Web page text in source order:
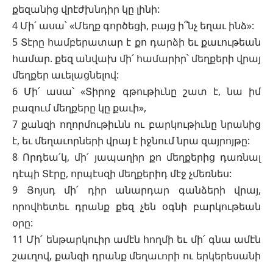
քեզանից վրէժխնդիր կը լինի:
4 Մի՛ ասա՝ «Մեղք գործեցի, բայց ի՞նչ եղաւ ինձ»:
5 Տէրը համբերատար է քո դարձի եւ քաւութեան
համար. քեզ անվախ մի՛ համարիր՝ մեղքերի վրայ
մեղքեր աւելացնելով:
6 Մի՛ ասա՝ «Տիրոջ գթութիւնը շատ է, նա իմ
բազում մեղքերը կը քաւի»,
7 քանզի ողորմութիւնն ու բարկութիւնը նրանից
է, եւ մեղաւորների վրայ է իջնում նրա զայրոյթը:
8 Որդեա՛կ, մի՛ յապաղիր քո մեղքերից դառնալ
դէպի Տէրը, որպէսզի մեղքերիդ մէջ չմեռնես:
9 Յոյսդ մի՛ դիր անարդար գանձերի վրայ,
որովհետեւ դրանք քեզ չեն օգնի բարկութեան
օրը:
11 Մի՛ ենթարկուիր ամէն հողմի եւ մի՛ գնա ամէն
շաւղով, քանզի դրանք մեղաւորի ու երկերեսանի